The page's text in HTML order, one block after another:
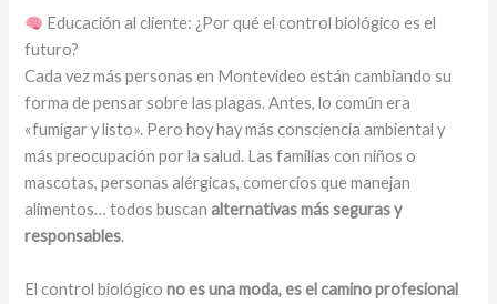
Educación al cliente: ¿Por qué el control biológico es el
futuro?
Cada vez más personas en Montevideo están cambiando su
forma de pensar sobre las plagas. Antes, lo común era
«fumigar y listo». Pero hoy hay más consciencia ambiental y
más preocupación por la salud. Las familias con niños o
mascotas, personas alérgicas, comercios que manejan
alimentos… todos buscanalternativas más seguras y
responsables.
El control biológicono es una moda, es el camino profesional